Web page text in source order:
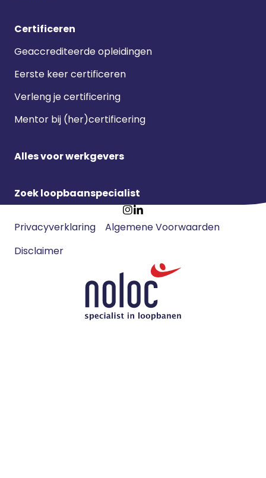
Certificeren
Geaccrediteerde opleidingen
Eerste keer certificeren
Verleng je certificering
Mentor bij (her)certificering
Alles voor werkgevers
Zoek loopbaanspecialist
GaGa
Footer
navigatie
Privacyverklaring
Algemene Voorwaarden
Disclaimer